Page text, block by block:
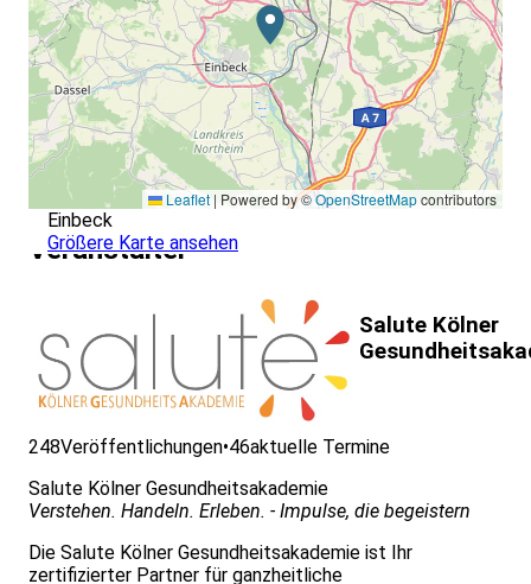
Leaflet | Powered by ©OpenStreetMapcontributors
Einbeck
Größere Karte ansehen
Veranstalter
Salute Kölner
248Veröffentlichungen•46aktuelle Termine
Salute Kölner Gesundheitsakademie
Verstehen. Handeln. Erleben. - Impulse, die begeistern
Die Salute Kölner Gesundheitsakademie ist Ihr
zertifizierter Partner für ganzheitliche